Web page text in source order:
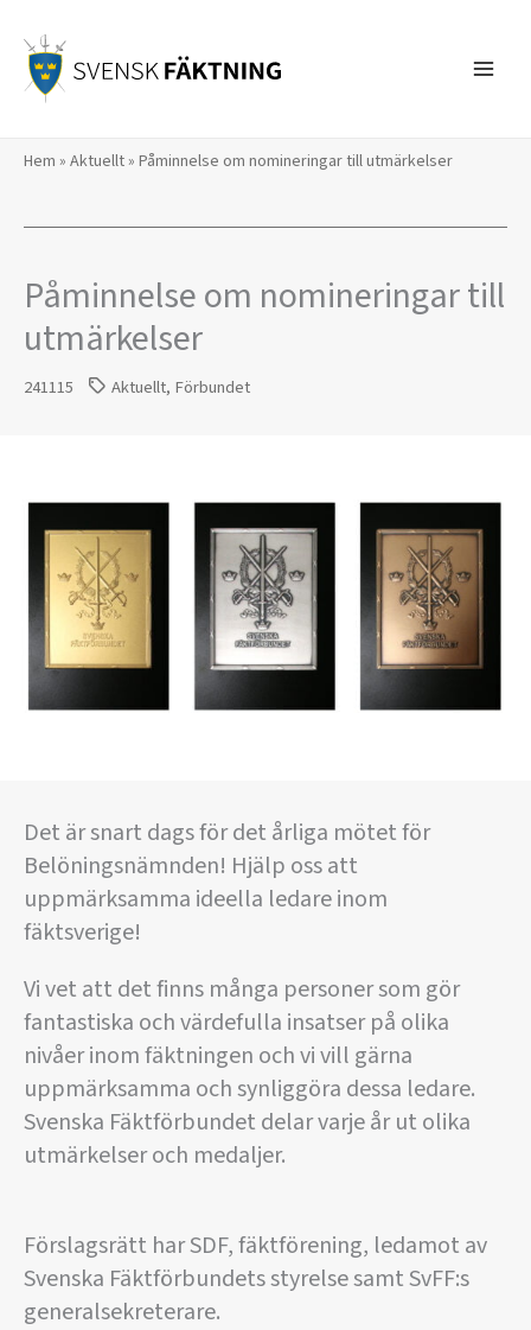
innehåll
Hem » Aktuellt» Påminnelse om nomineringar till utmärkelser
Påminnelse om nomineringar till
utmärkelser
241115 Aktuellt, Förbundet
Det är snart dags för det årliga mötet för
Belöningsnämnden! Hjälp oss att
uppmärksamma ideella ledare inom
fäktsverige!
Vi vet att det finns många personer som gör
fantastiska och värdefulla insatser på olika
nivåer inom fäktningen och vi vill gärna
uppmärksamma och synliggöra dessa ledare.
Svenska Fäktförbundet delar varje år ut olika
utmärkelser och medaljer.
Förslagsrätt har SDF, fäktförening, ledamot av
Svenska Fäktförbundets styrelse samt SvFF:s
generalsekreterare.